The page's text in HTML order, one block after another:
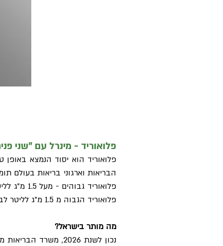
פלואוריד - מינרל עם "שני
פלואוריד הוא יסוד הנמצא
הבריאות וארגוני בריאות בעולם
פלואוריד גבוהים - מעל 1.5 מ"ג לליטר - לבין
פלואוריד הגבוה מ 1.5 מ"ג לליטר לבין הפרעות בבלוטת התריס במחקרים קליניים מבוקרים.
מה מותר בישראל?